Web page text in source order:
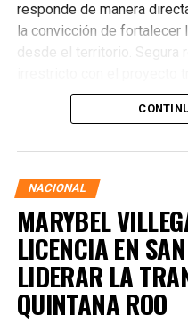
responde de manera
la convicción de
desde el territorio. Segura
presidenta de la
asegurando que la
NACIONAL
MARYBEL
LICENCIA EN
LIDERAR LA
QUINTANA ROO